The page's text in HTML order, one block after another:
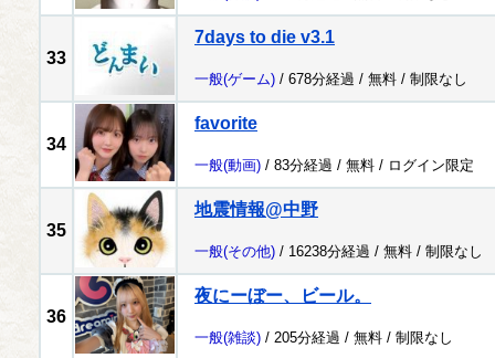
33
7days to die v3.1
一般(ゲーム) / 678分経過 / 無料 / 制限なし
34
favorite
一般(動画) / 83分経過 / 無料 / ログイン限定
35
地震情報@中野
一般(その他) / 16238分経過 / 無料 / 制限なし
36
夜にーぼー、ビール。
一般(雑談) / 205分経過 / 無料 / 制限なし